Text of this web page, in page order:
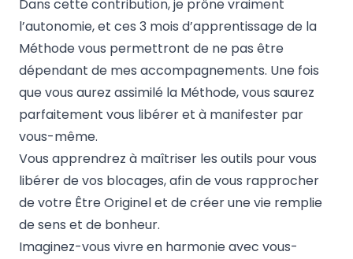
Dans cette contribution, je prône vraiment
l’autonomie, et ces 3 mois d’apprentissage de la
Méthode vous permettront de ne pas être
dépendant de mes accompagnements. Une fois
que vous aurez assimilé la Méthode, vous saurez
parfaitement vous libérer et à manifester par
vous-même.
Vous apprendrez à maîtriser les outils pour vous
libérer de vos blocages, afin de vous rapprocher
de votre Être Originel et de créer une vie remplie
de sens et de bonheur.
Imaginez-vous vivre en harmonie avec vous-